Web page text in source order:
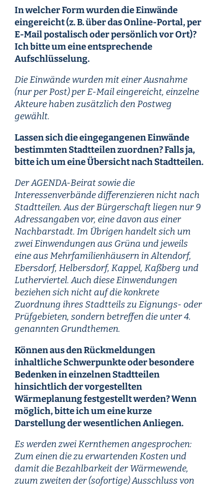
In welcher Form wurden die Einwände
eingereicht (z. B. über das Online-Portal, per
E-Mail postalisch oder persönlich vor Ort)?
Ich bitte um eine entsprechende
Aufschlüsselung.
Die Einwände wurden mit einer Ausnahme
(nur per Post) per E-Mail eingereicht, einzelne
Akteure haben zusätzlich den Postweg
gewählt.
Lassen sich die eingegangenen Einwände
bestimmten Stadtteilen zuordnen? Falls ja,
bitte ich um eine Übersicht nach Stadtteilen.
Der AGENDA-Beirat sowie die
Interessenverbände differenzieren nicht nach
Stadtteilen. Aus der Bürgerschaft liegen nur 9
Adressangaben vor, eine davon aus einer
Nachbarstadt. Im Übrigen handelt sich um
zwei Einwendungen aus Grüna und jeweils
eine aus Mehrfamilienhäusern in Altendorf,
Ebersdorf, Helbersdorf, Kappel, Kaßberg und
Lutherviertel. Auch diese Einwendungen
beziehen sich nicht auf die konkrete
Zuordnung ihres Stadtteils zu Eignungs- oder
Prüfgebieten, sondern betreffen die unter 4.
genannten Grundthemen.
Können aus den Rückmeldungen
inhaltliche Schwerpunkte oder besondere
Bedenken in einzelnen Stadtteilen
hinsichtlich der vorgestellten
Wärmeplanung festgestellt werden? Wenn
möglich, bitte ich um eine kurze
Darstellung der wesentlichen Anliegen.
Es werden zwei Kernthemen angesprochen:
Zum einen die zu erwartenden Kosten und
damit die Bezahlbarkeit der Wärmewende,
zuum zweiten der (sofortige) Ausschluss von